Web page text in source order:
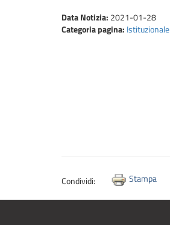
Data Notizia: 2021-01-28
Categoria pagina: Istituzionale
Condividi: Stampa